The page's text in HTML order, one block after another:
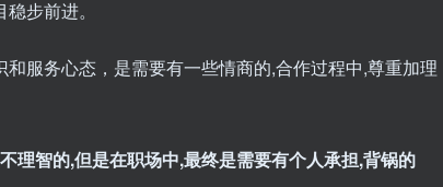
步前进。
服务心态，是需要有一些情商的,合作过程中,尊重加理
理智的,但是在职场中,最终是需要有个人承担,背锅的